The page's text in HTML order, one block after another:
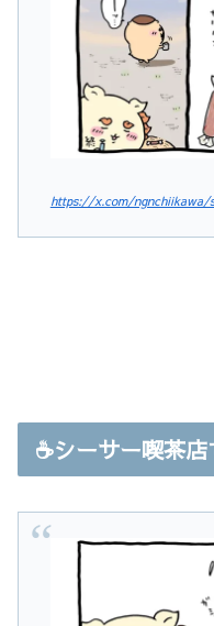
https://x.com/ngnchiikawa/
☕️シーサー喫茶店